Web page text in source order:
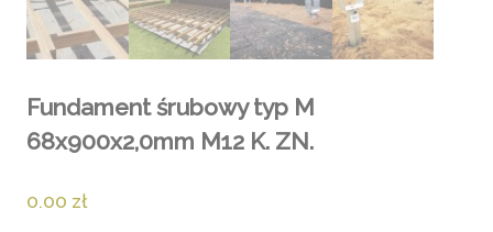
Fundament śrubowy typ M
68x900x2,0mm M12 K. ZN.
0.00 zł